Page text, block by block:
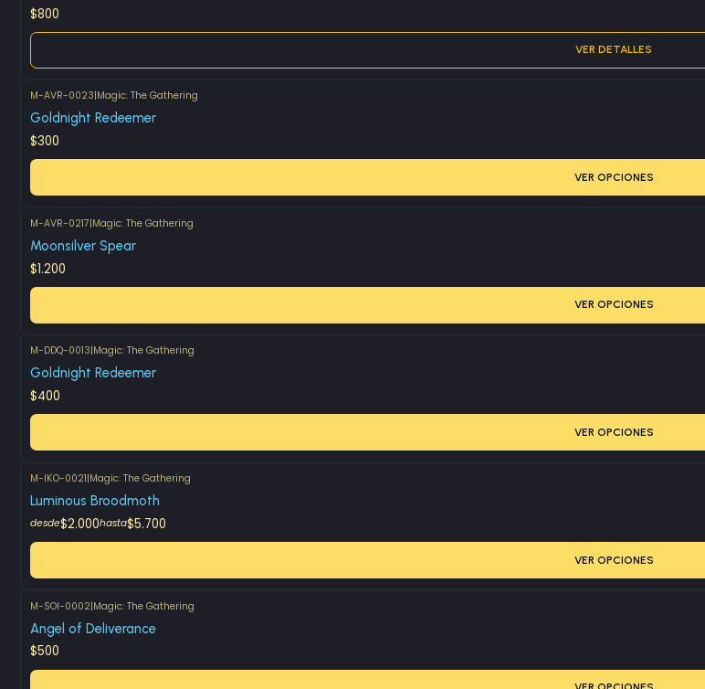
$800
VER DETALLES
M-AVR-0023|Magic: The Gathering
Goldnight Redeemer
$300
VER OPCIONES
M-AVR-0217|Magic: The Gathering
Moonsilver Spear
$1.200
VER OPCIONES
M-DDQ-0013|Magic: The Gathering
Goldnight Redeemer
$400
VER OPCIONES
M-IKO-0021|Magic: The Gathering
Luminous Broodmoth
desde$2.000hasta$5.700
VER OPCIONES
M-SOI-0002|Magic: The Gathering
Angel of Deliverance
$500